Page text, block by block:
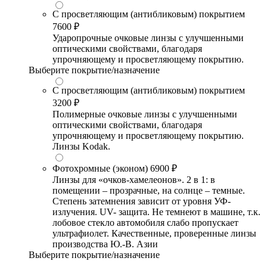
С просветляющим (антибликовым) покрытием
7600 ₽
Ударопрочные очковые линзы с улучшенными
оптическими свойствами, благодаря
упрочняющему и просветляющему покрытию.
Выберите покрытие/назначение
С просветляющим (антибликовым) покрытием
3200 ₽
Полимерные очковые линзы с улучшенными
оптическими свойствами, благодаря
упрочняющему и просветляющему покрытию.
Линзы Kodak.
Фотохромные (эконом) 6900 ₽
Линзы для «очков-хамелеонов». 2 в 1: в
помещении – прозрачные, на солнце – темные.
Степень затемнения зависит от уровня УФ-
излучения. UV- защита. Не темнеют в машине, т.к.
лобовое стекло автомобиля слабо пропускает
ультрафиолет. Качественные, проверенные линзы
производства Ю.-В. Азии
Выберите покрытие/назначение